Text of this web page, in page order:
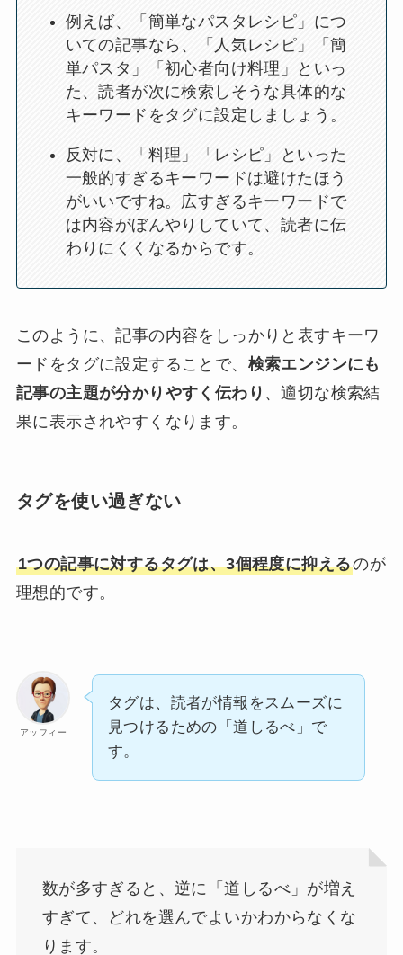
例えば、「簡単なパスタレシピ」につ
いての記事なら、「人気レシピ」「簡
単パスタ」「初心者向け料理」といっ
た、読者が次に検索しそうな具体的な
キーワードをタグに設定しましょう。
反対に、「料理」「レシピ」といった
一般的すぎるキーワードは避けたほう
がいいですね。広すぎるキーワードで
は内容がぼんやりしていて、読者に伝
わりにくくなるからです。
このように、記事の内容をしっかりと表すキーワ
ードをタグに設定することで、 検索エンジンにも
記事の主題が分かりやすく伝わり 、適切な検索結
果に表示されやすくなります。
タグを使い過ぎない
1つの記事に対するタグは、3個程度に抑えるのが
理想的です。
アッフィー
タグは、読者が情報をスムーズに
見つけるための「道しるべ」で
す。
数が多すぎると、逆に「道しるべ」が増え
すぎて、どれを選んでよいかわからなくな
ります。